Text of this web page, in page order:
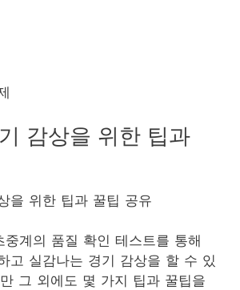
감상을 위한 팁과
을 위한 팁과 꿀팁 공유
중계의 품질 확인 테스트를 통해
고 실감나는 경기 감상을 할 수 있
그 외에도 몇 가지 팁과 꿀팁을